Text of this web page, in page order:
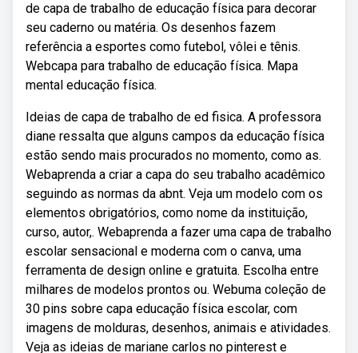
de capa de trabalho de educação física para decorar
seu caderno ou matéria. Os desenhos fazem
referência a esportes como futebol, vôlei e tênis.
Webcapa para trabalho de educação física. Mapa
mental educação física.
Ideias de capa de trabalho de ed fisica. A professora
diane ressalta que alguns campos da educação física
estão sendo mais procurados no momento, como as.
Webaprenda a criar a capa do seu trabalho acadêmico
seguindo as normas da abnt. Veja um modelo com os
elementos obrigatórios, como nome da instituição,
curso, autor,. Webaprenda a fazer uma capa de trabalho
escolar sensacional e moderna com o canva, uma
ferramenta de design online e gratuita. Escolha entre
milhares de modelos prontos ou. Webuma coleção de
30 pins sobre capa educação física escolar, com
imagens de molduras, desenhos, animais e atividades.
Veja as ideias de mariane carlos no pinterest e